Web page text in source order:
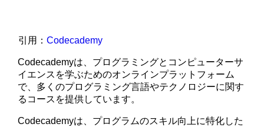
引用： Codecademy
Codecademyは、プログラミングとコンピューターサ
イエンスを学ぶためのオンラインプラットフォーム
で、多くのプログラミング言語やテクノロジーに関す
るコースを提供しています。
Codecademyは、プログラムのスキル向上に特化した